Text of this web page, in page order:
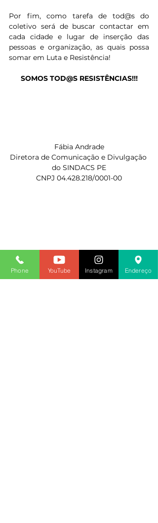
Por fim, como tarefa de tod@s do
coletivo será de buscar contactar em
cada cidade e lugar de inserção das
pessoas e organização, as quais possa
somar em Luta e Resistência!
SOMOS TOD@S RESISTÊNCIAS!!!
Fábia Andrade
Diretora de Comunicação e Divulgação
do SINDACS PE
CNPJ 04.428.218/0001-00
2020Phone YouTube Instagram Endereço